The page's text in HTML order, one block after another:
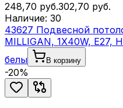
248,70 руб.302,70 руб.
Наличие: 30
43627 Подвесной
MILLIGAN, 1Х40W, E27,
белы
В корзину
-20%